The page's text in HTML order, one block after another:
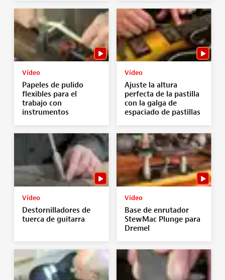
Vídeo
Papeles de pulido
flexibles para el
trabajo con
instrumentos
Vídeo
Ajuste la altura
perfecta de la pastilla
con la galga de
espaciado de pastillas
Vídeo
Destornilladores de
tuerca de guitarra
Vídeo
Base de enrutador
StewMac Plunge para
Dremel